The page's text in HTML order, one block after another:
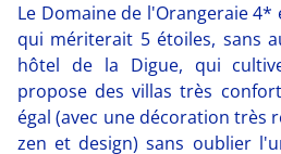
Le Domaine de l'Orangeraie
qui mériterait 5 étoiles, sans
hôtel de la Digue, qui
propose des villas très
égal (avec une décoration très
zen et design) sans oublier